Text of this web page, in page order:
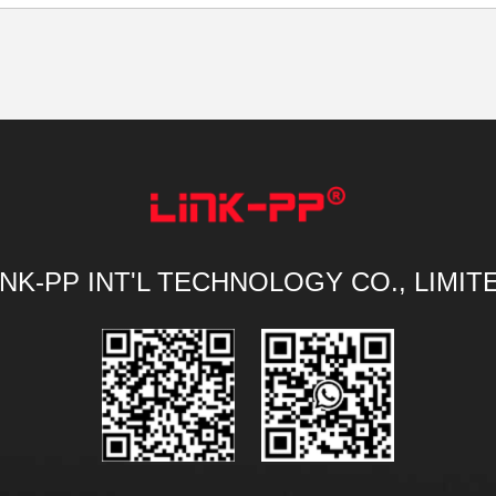
PP INT'L TECHNOLOGY CO.,